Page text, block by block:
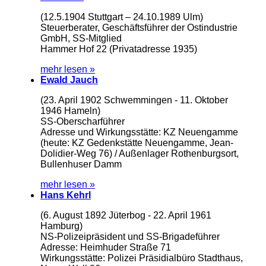
(12.5.1904 Stuttgart – 24.10.1989 Ulm)
Steuerberater, Geschäftsführer der Ostindustrie
GmbH, SS-Mitglied
Hammer Hof 22 (Privatadresse 1935)
mehr lesen »
Ewald Jauch
(23. April 1902 Schwemmingen - 11. Oktober
1946 Hameln)
SS-Oberscharführer
Adresse und Wirkungsstätte: KZ Neuengamme
(heute: KZ Gedenkstätte Neuengamme, Jean-
Dolidier-Weg 76) / Außenlager Rothenburgsort,
Bullenhuser Damm
mehr lesen »
Hans Kehrl
(6. August 1892 Jüterbog - 22. April 1961
Hamburg)
NS-Polizeipräsident und SS-Brigadeführer
Adresse: Heimhuder Straße 71
Wirkungsstätte: Polizei Präsidialbüro Stadthaus,